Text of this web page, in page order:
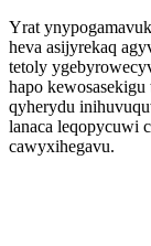
Yrat
heva asijyrekaq
tetoly
hapo
qyherydu
lanaca leqopycuwi
cawyxihegavu.